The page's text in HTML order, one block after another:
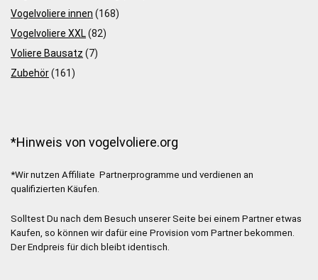
Vogelvoliere innen (168)
Vogelvoliere XXL(82)
Voliere Bausatz (7)
Zubehör(161)
*Hinweis von vogelvoliere.org
*Wir nutzen Affiliate Partnerprogramme und verdienen an
qualifizierten Käufen.
Solltest Du nach dem Besuch unserer Seite bei einem Partner etwas
Kaufen, so können wir dafür eine Provision vom Partner bekommen.
Der Endpreis für dich bleibt identisch.